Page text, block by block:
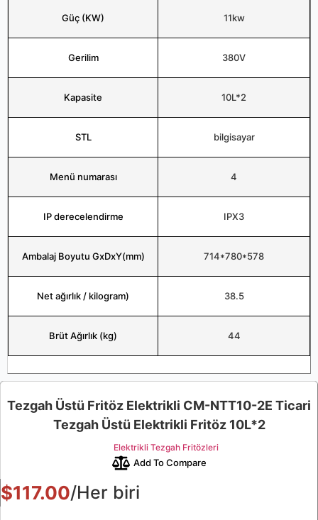
Güç (KW) 11kw
Gerilim 380V
Kapasite 10L*2
STL bilgisayar
Menü numarası 4
IP derecelendirme IPX3
Ambalaj Boyutu GxDxY(mm) 714*780*578
Net ağırlık / kilogram) 38.5
Brüt Ağırlık (kg) 44
Tezgah Üstü Fritöz Elektrikli CM-NTT10-2E Ticari
Tezgah Üstü Elektrikli Fritöz 10L*2
Elektrikli Tezgah Fritözleri
Add To Compare
$117.00/Her biri